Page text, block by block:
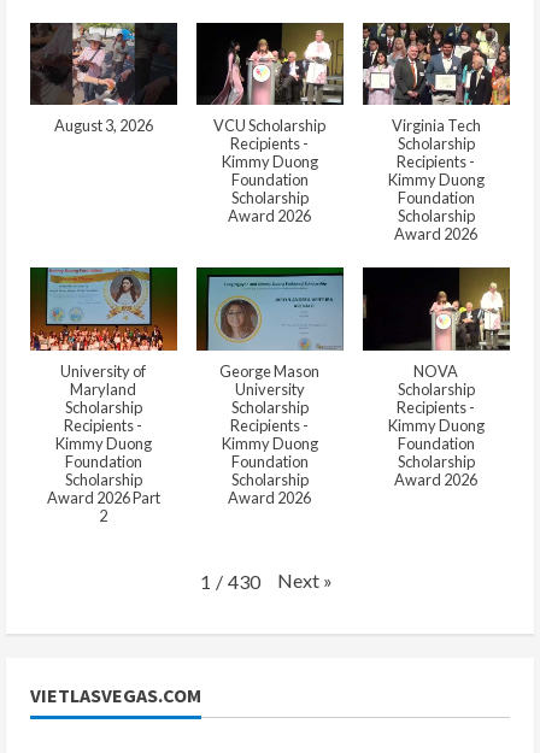
August 3, 2026
VCU Scholarship
Recipients -
Kimmy Duong
Foundation
Scholarship
Award 2026
Virginia Tech
Scholarship
Recipients -
Kimmy Duong
Foundation
Scholarship
Award 2026
University of
Maryland
Scholarship
Recipients -
Kimmy Duong
Foundation
Scholarship
Award 2026 Part
2
George Mason
University
Scholarship
Recipients -
Kimmy Duong
Foundation
Scholarship
Award 2026
NOVA
Scholarship
Recipients -
Kimmy Duong
Foundation
Scholarship
Award 2026
1 / 430 Next »
VIETLASVEGAS.COM